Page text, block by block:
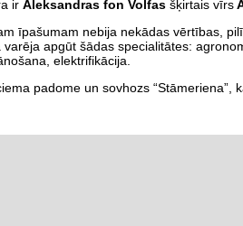
ir Aleksandras fon Volfas šķirtais vīrs
īpašumam nebija nekādas vērtības,
apgūt šādas specialitātes:
elektrifikācija.
padome un sovhozs “Stāmeriena”,